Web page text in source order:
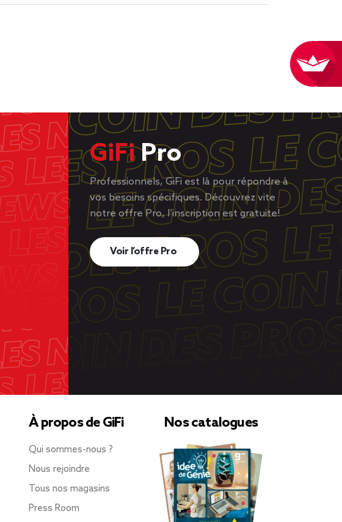
GiFiPro
Professionnels, GiFi est là pour répondre à
vos besoins spécifiques. Découvrez vite
notre offre Pro, l’inscription est gratuite!
Voir l’offre Pro
À propos de GiFi
Qui sommes-nous ?
Nous rejoindre
Tous nos magasins
Press Room
Nos catalogues